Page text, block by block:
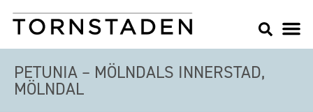
PETUNIA – MÖLNDALS INNERSTAD,
MÖLNDAL